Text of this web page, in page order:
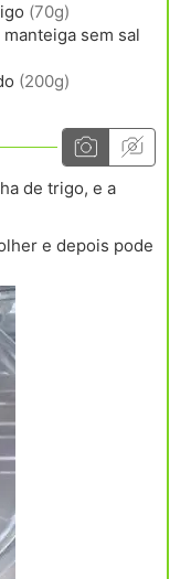
(70g)
manteiga sem sal
(200g)
de trigo, e a
e depois pode